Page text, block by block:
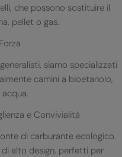
che possono sostituire il
pellet o gas.
siamo specializzati
camini a bioetanolo,
e Convivialità
di carburante ecologico.
alto design, perfetti per